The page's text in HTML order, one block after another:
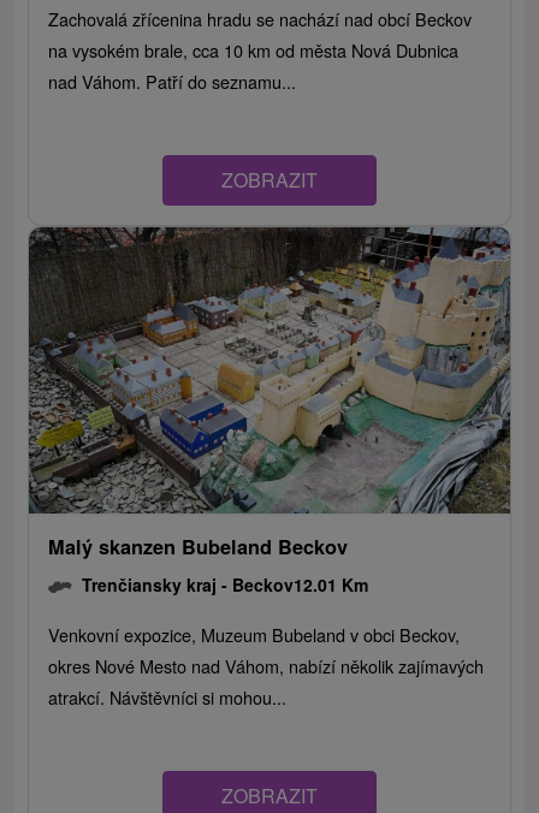
Zachovalá zřícenina hradu se nachází nad obcí Beckov
na vysokém brale, cca 10 km od města Nová Dubnica
nad Váhom. Patří do seznamu...
ZOBRAZIT
Malý skanzen Bubeland Beckov
Trenčiansky kraj - Beckov12.01 Km
Venkovní expozice, Muzeum Bubeland v obci Beckov,
okres Nové Mesto nad Váhom, nabízí několik zajímavých
atrakcí. Návštěvníci si mohou...
ZOBRAZIT